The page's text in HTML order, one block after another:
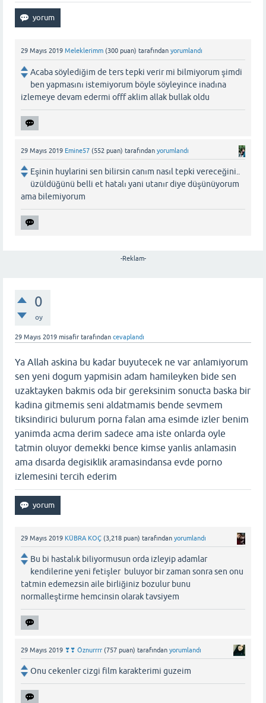
29 Mayıs 2019 Meleklerimm (300 puan) tarafından yorumlandı
Acaba söylediğim de ters tepki verir mi bilmiyorum şimdi
ben yapmasını istemiyorum böyle söyleyince inadına
izlemeye devam edermi offf aklim allak bullak oldu
29 Mayıs 2019 Emine57 (552 puan) tarafından yorumlandı
Eşinin huylarini sen bilirsin canım nasıl tepki vereceğini..
üzüldüğünü belli et hatalı yani utanır diye düşünüyorum
ama bilemiyorum
-Reklam-
0
oy
29 Mayıs 2019 misafir tarafından cevaplandı
Ya Allah askina bu kadar buyutecek ne var anlamiyorum
sen yeni dogum yapmisin adam hamileyken bide sen
uzaktayken bakmis oda bir gereksinim sonucta baska bir
kadina gitmemis seni aldatmamis bende sevmem
tiksindirici bulurum porna falan ama esimde izler benim
yanimda acma derim sadece ama iste onlarda oyle
tatmin oluyor demekki bence kimse yanlis anlamasin
ama dısarda degisiklik aramasindansa evde porno
izlemesini tercih ederim
29 Mayıs 2019 KÜBRA KOÇ (3,218 puan) tarafından yorumlandı
Bu bi hastalık biliyormusun orda izleyip adamlar
kendilerine yeni fetişler buluyor bir zaman sonra sen onu
tatmin edemezsin aile birliğiniz bozulur bunu
normalleştirme hemcinsin olarak tavsiyem
29 Mayıs 2019 ❣❣ Öznurrrr (757 puan) tarafından yorumlandı
Onu cekenler cizgi film karakterimi guzeim